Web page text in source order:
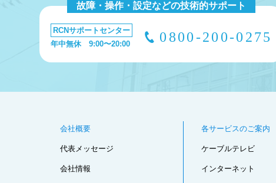
故障・操作・設定などの技術的サポート
RCNサポートセンター
年中無休 9:00〜20:00
0800-200-0275
会社概要
代表メッセージ
会社情報
各サービスのご案内
ケーブルテレビ
インターネット